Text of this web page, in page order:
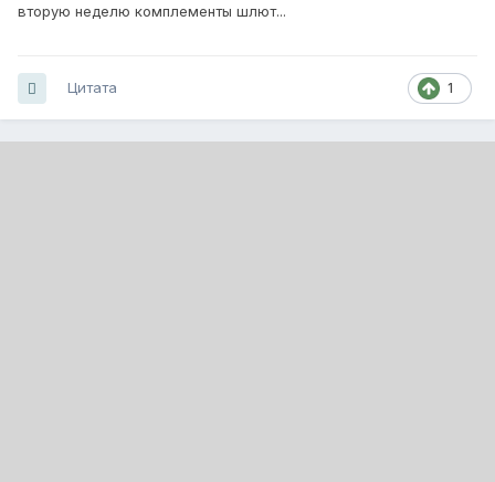
вторую неделю комплементы шлют...
1
Цитата